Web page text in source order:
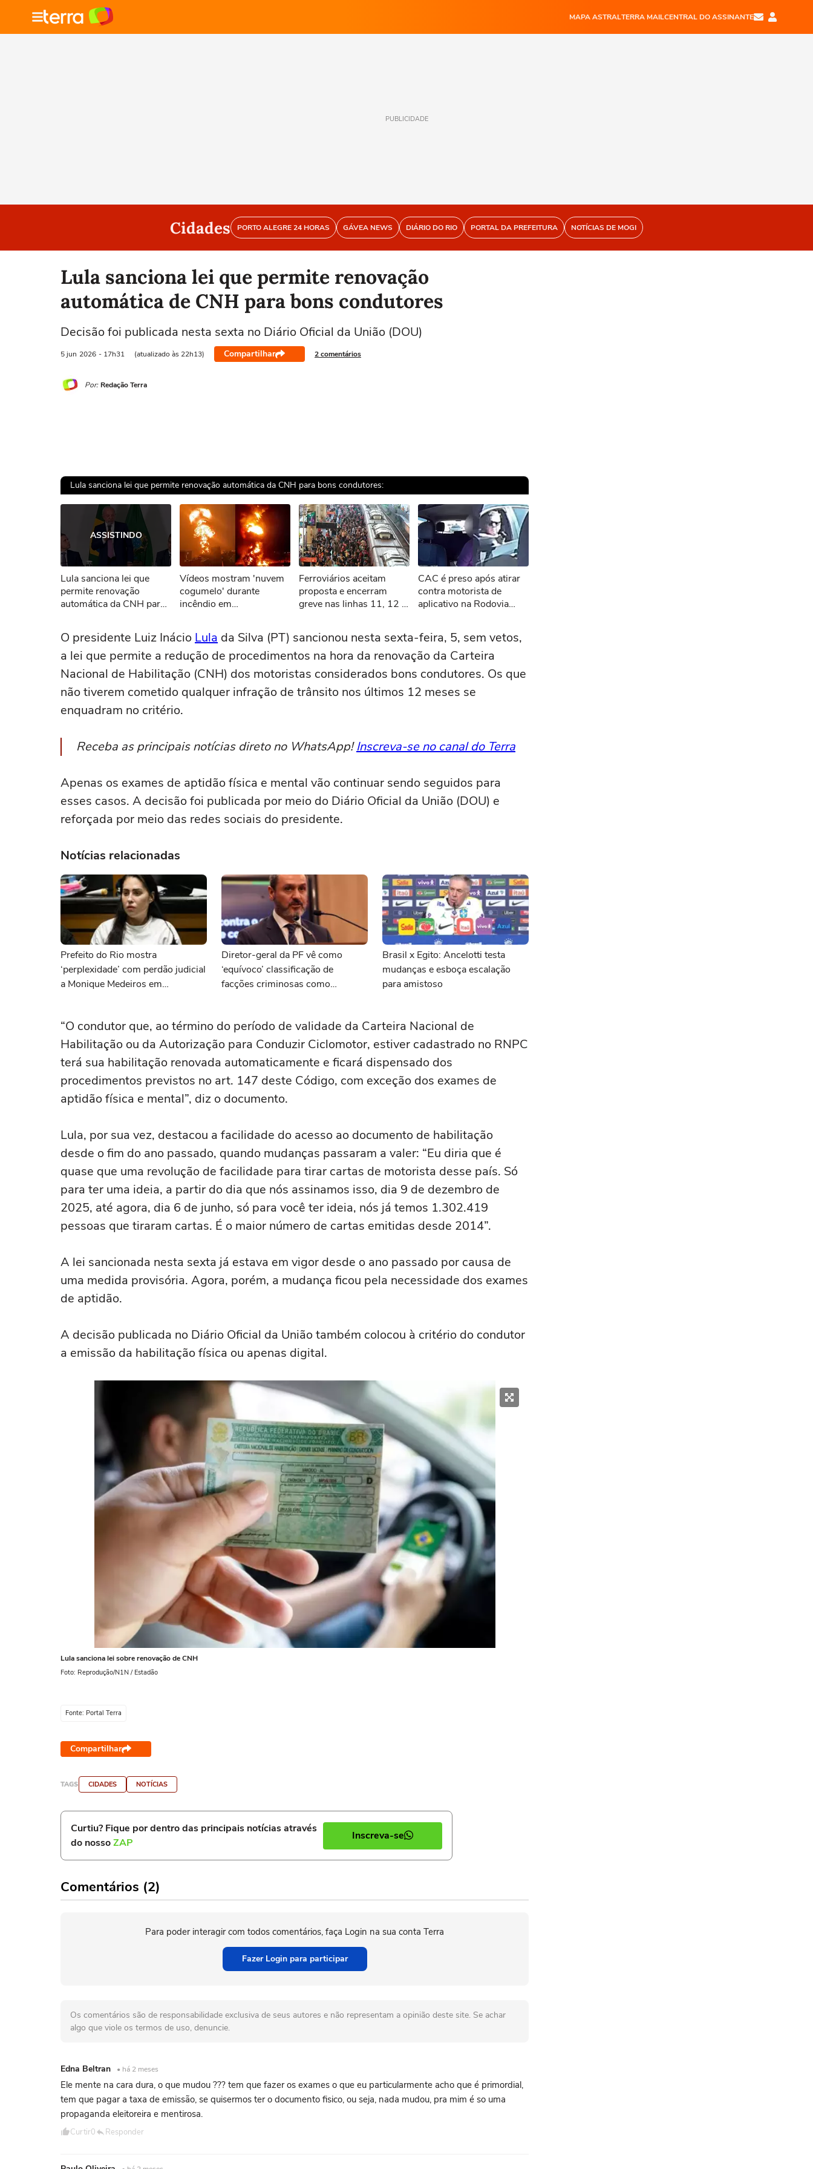
MAPA ASTRALTERRA MAILCENTRAL DO ASSINANTE
PUBLICIDADE
Cidades PORTO ALEGRE 24 HORAS GÁVEA NEWS DIÁRIO DO RIO PORTAL DA PREFEITURA NOTÍCIAS DE MOGI
Lula sanciona lei que permite renovação
automática de CNH para bons condutores
Decisão foi publicada nesta sexta no Diário Oficial da União (DOU)
5 jun 2026 - 17h31 (atualizado às 22h13) Compartilhar 2 comentários
Por: Redação Terra
Lula sanciona lei que permite renovação automática da CNH para bons condutores:
Ops!
Não foi possível reproduzir o vídeo
Tentar novamente
ASSISTINDO
Lula sanciona lei que
permite renovação
automática da CNH para
Vídeos mostram 'nuvem
cogumelo' durante
incêndio em
Ferroviários aceitam
proposta e encerram
greve nas linhas 11, 12 e
CAC é preso após atirar
contra motorista de
aplicativo na Rodovia
O presidente Luiz Inácio Lula da Silva (PT) sancionou nesta sexta-feira, 5, sem vetos,
a lei que permite a redução de procedimentos na hora da renovação da Carteira
Nacional de Habilitação (CNH) dos motoristas considerados bons condutores. Os que
não tiverem cometido qualquer infração de trânsito nos últimos 12 meses se
enquadram no critério.
Receba as principais notícias direto no WhatsApp!Inscreva-se no canal do Terra
Apenas os exames de aptidão física e mental vão continuar sendo seguidos para
esses casos. A decisão foi publicada por meio do Diário Oficial da União (DOU) e
reforçada por meio das redes sociais do presidente.
Notícias relacionadas
Prefeito do Rio mostra
‘perplexidade’ com perdão judicial
a Monique Medeiros em
Diretor-geral da PF vê como
‘equívoco’ classificação de
facções criminosas como
Brasil x Egito: Ancelotti testa
mudanças e esboça escalação
para amistoso
“O condutor que, ao término do período de validade da Carteira Nacional de
Habilitação ou da Autorização para Conduzir Ciclomotor, estiver cadastrado no RNPC
terá sua habilitação renovada automaticamente e ficará dispensado dos
procedimentos previstos no art. 147 deste Código, com exceção dos exames de
aptidão física e mental”, diz o documento.
Lula, por sua vez, destacou a facilidade do acesso ao documento de habilitação
desde o fim do ano passado, quando mudanças passaram a valer: “Eu diria que é
quase que uma revolução de facilidade para tirar cartas de motorista desse país. Só
para ter uma ideia, a partir do dia que nós assinamos isso, dia 9 de dezembro de
2025, até agora, dia 6 de junho, só para você ter ideia, nós já temos 1.302.419
pessoas que tiraram cartas. É o maior número de cartas emitidas desde 2014”.
A lei sancionada nesta sexta já estava em vigor desde o ano passado por causa de
uma medida provisória. Agora, porém, a mudança ficou pela necessidade dos exames
de aptidão.
A decisão publicada no Diário Oficial da União também colocou à critério do condutor
a emissão da habilitação física ou apenas digital.
Lula sanciona lei sobre renovação de CNH
Foto: Reprodução/N1N / Estadão
Fonte: Portal Terra
Compartilhar
TAGS CIDADES NOTÍCIAS
Curtiu? Fique por dentro das principais notícias através
do nossoZAP
Inscreva-se
Comentários (2)
Para poder interagir com todos comentários, faça Login na sua conta Terra
Fazer Login para participar
Os comentários são de responsabilidade exclusiva de seus autores e não representam a opinião deste site. Se achar
algo que viole os termos de uso, denuncie.
Edna Beltran • há 2 meses
Ele mente na cara dura, o que mudou ??? tem que fazer os exames o que eu particularmente acho que é primordial,
tem que pagar a taxa de emissão, se quisermos ter o documento fisico, ou seja, nada mudou, pra mim é so uma
propaganda eleitoreira e mentirosa.
Curtir0 Responder